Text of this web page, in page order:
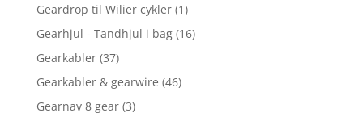
Geardrop til Wilier cykler (1)
Gearhjul - Tandhjul i bag (16)
Gearkabler (37)
Gearkabler & gearwire (46)
Gearnav 8 gear (3)